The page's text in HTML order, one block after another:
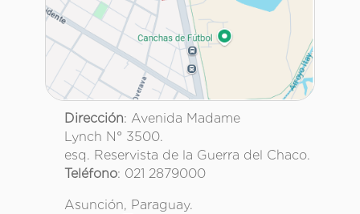
Dirección: Avenida Madame
Lynch N° 3500.
esq. Reservista de la Guerra del Chaco.
Teléfono: 021 2879000
Asunción, Paraguay.